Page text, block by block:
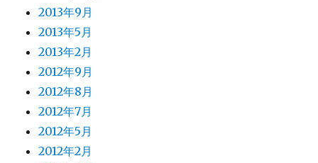
2013年9月
2013年5月
2013年2月
2012年9月
2012年8月
2012年7月
2012年5月
2012年2月